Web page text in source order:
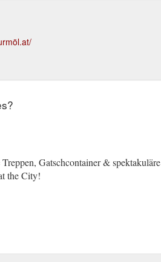
Gatschcontainer & spektakuläre
the City!